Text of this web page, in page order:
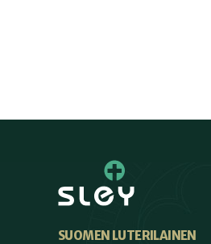
SUOMEN LUTERILAINEN